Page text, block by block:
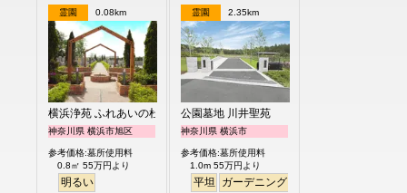
霊園 0.08km
横浜浄苑 ふれあいの杜
神奈川県 横浜市旭区
参考価格:墓所使用料
0.8㎡ 55万円より
明るい
霊園 2.35km
公園墓地 川井聖苑
神奈川県 横浜市
参考価格:墓所使用料
1.0m 55万円より
平坦 ガーデニング